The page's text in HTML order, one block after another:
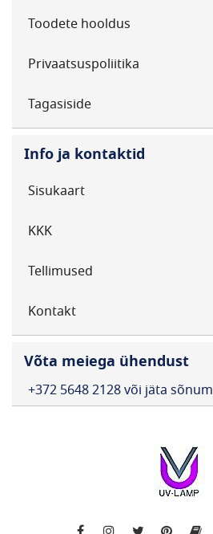
Toodete hooldus
Privaatsuspoliitika
Tagasiside
Info ja kontaktid
Sisukaart
KKK
Tellimused
Kontakt
Võta meiega ühendust
+372 5648 2128 või jäta sõnum